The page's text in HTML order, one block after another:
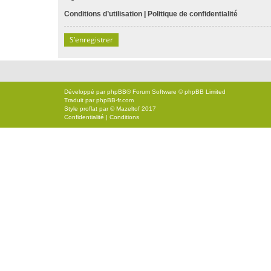
Conditions d’utilisation | Politique de confidentialité
S’enregistrer
Développé parphpBB® Forum Software © phpBB Limited
Traduit parphpBB-fr.com
Style proflat par ©Mazeltof 2017
Confidentialité | Conditions